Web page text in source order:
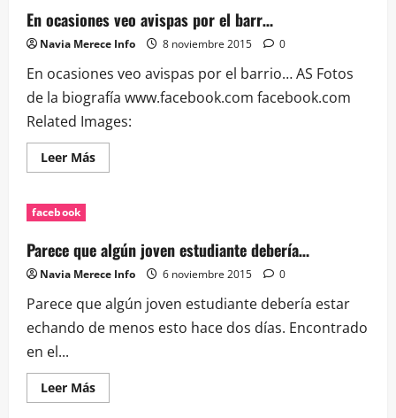
algo?
¿Alguien
puede
En ocasiones veo avispas por el barr…
Navia Merece Info 8 noviembre 2015 0
En ocasiones veo avispas por el barrio… AS Fotos
de la biografía www.facebook.com facebook.com
Related Images:
Leer MásLeer
más
avispas
por
barr…
facebook
Parece que algún joven estudiante debería…
Navia Merece Info 6 noviembre 2015 0
Parece que algún joven estudiante debería estar
echando de menos esto hace dos días. Encontrado
en el...
Leer MásLeer
más